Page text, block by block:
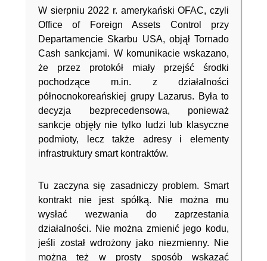
W sierpniu 2022 r. amerykański OFAC, czyli
Office of Foreign Assets Control przy
Departamencie Skarbu USA, objął Tornado
Cash sankcjami. W komunikacie wskazano,
że przez protokół miały przejść środki
pochodzące m.in. z działalności
północnokoreańskiej grupy Lazarus. Była to
decyzja bezprecedensowa, ponieważ
sankcje objęły nie tylko ludzi lub klasyczne
podmioty, lecz także adresy i elementy
infrastruktury smart kontraktów.
Tu zaczyna się zasadniczy problem. Smart
kontrakt nie jest spółką. Nie można mu
wysłać wezwania do zaprzestania
działalności. Nie można zmienić jego kodu,
jeśli został wdrożony jako niezmienny. Nie
można też w prosty sposób wskazać